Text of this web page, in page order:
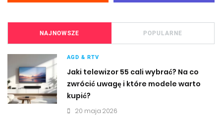
NAJNOWSZE POPULARNE
AGD & RTV
Jaki telewizor 55 cali wybrać? Na co
zwrócić uwagę i które modele warto
kupić?
20 maja 2026